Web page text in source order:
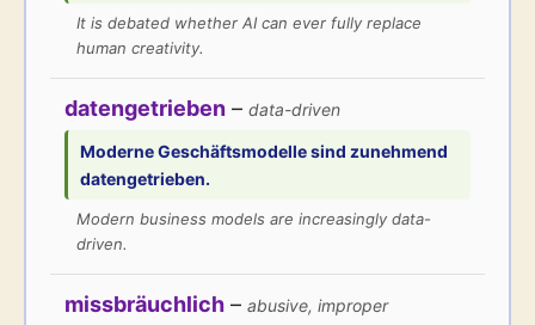
It is debated whether AI can ever fully replace
human creativity.
datengetrieben – data-driven
Moderne Geschäftsmodelle sind zunehmend
datengetrieben.
Modern business models are increasingly data-
driven.
missbräuchlich – abusive, improper